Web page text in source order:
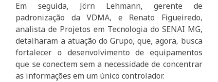
Em seguida, Jörn Lehmann, gerente de
padronização da VDMA, e Renato Figueiredo,
analista de Projetos em Tecnologia do SENAI MG,
detalharam a atuação do Grupo, que, agora, busca
fortalecer o desenvolvimento de equipamentos
que se conectem sem a necessidade de concentrar
as informações em um único controlador.